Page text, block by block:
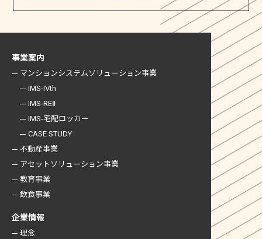
事業案内
マンションシステムソリューション事業
IMS-IVth
IMS-REⅡ
IMS-宅配ロッカー
CASE STUDY
不動産事業
アセットソリューション事業
教育事業
飲食事業
企業情報
理念